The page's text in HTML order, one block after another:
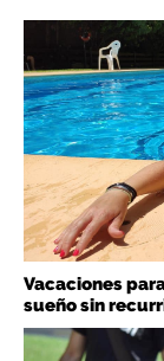
Vacaciones
sueño sin